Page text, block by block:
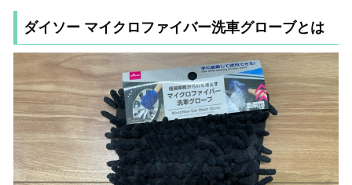
ダイソー マイクロファイバー洗車グローブとは